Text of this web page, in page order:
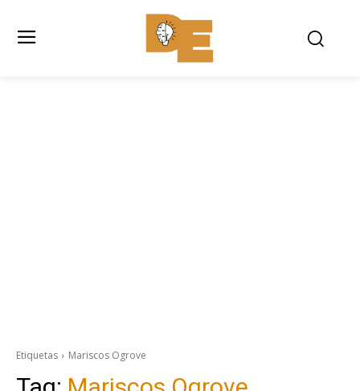
Etiquetas Mariscos Ogrove